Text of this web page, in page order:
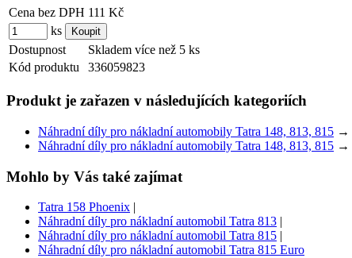
Cena bez DPH 111 Kč
ks
Dostupnost
Skladem více než 5 ks
Kód produktu
336059823
Produkt je zařazen v následujících kategoriích
Náhradní díly pro nákladní automobily Tatra 148, 813, 815 →
Náhradní díly pro nákladní automobily Tatra 148, 813, 815 →
Mohlo by Vás také zajímat
Tatra 158 Phoenix |
Náhradní díly pro nákladní automobil Tatra 813 |
Náhradní díly pro nákladní automobil Tatra 815 |
Náhradní díly pro nákladní automobil Tatra 815 Euro